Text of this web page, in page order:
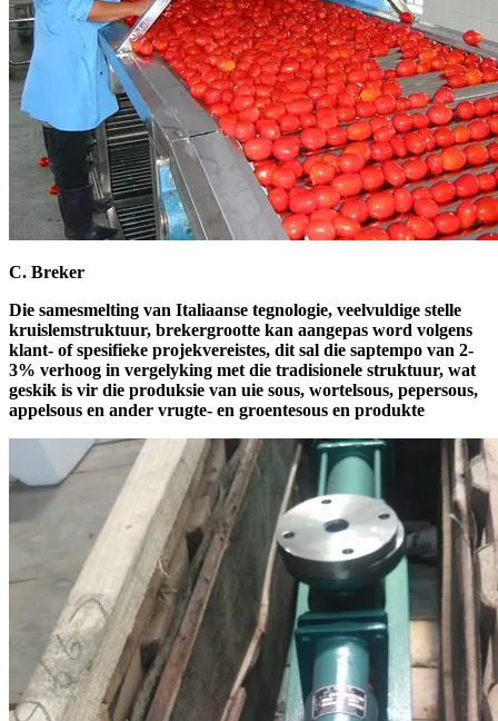
C. Breker
Die samesmelting van Italiaanse tegnologie, veelvuldige stelle
kruislemstruktuur, brekergrootte kan aangepas word volgens
klant- of spesifieke projekvereistes, dit sal die saptempo van 2-
3% verhoog in vergelyking met die tradisionele struktuur, wat
geskik is vir die produksie van uie sous, wortelsous, pepersous,
appelsous en ander vrugte- en groentesous en produkte